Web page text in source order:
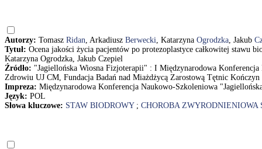
Autorzy: Tomasz Ridan, Arkadiusz Berwecki, Katarzyna Ogrodzka, Jakub
Tytuł: Ocena jakości życia pacjentów po protezoplastyce całkowitej
Katarzyna Ogrodzka, Jakub Czepiel
Źródło: "Jagiellońska Wiosna Fizjoterapii" : I Międzynarodowa
Zdrowiu UJ CM, Fundacja Badań nad Miażdżycą Zarostową Tętnic
Impreza: Międzynarodowa Konferencja Naukowo-Szkoleniowa
Język: POL
Słowa kluczowe: STAW BIODROWY; CHOROBA ZWYRODNIENIOWA